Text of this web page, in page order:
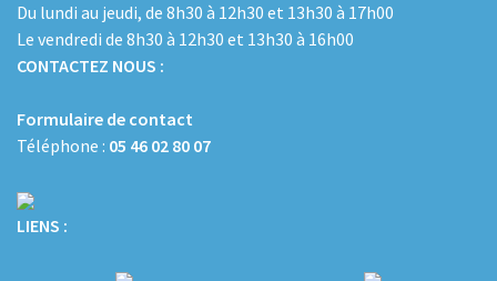
Du lundi au jeudi, de 8h30 à 12h30 et 13h30 à 17h00
Le vendredi de 8h30 à 12h30 et 13h30 à 16h00
CONTACTEZ NOUS :
Formulaire de contact
Téléphone : 05 46 02 80 07
LIENS :